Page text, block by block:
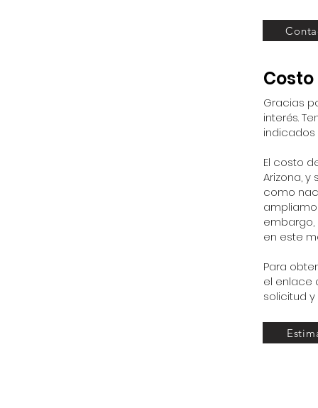
Gracias
interés.
indicados
El costo
Arizona,
como
embargo,
en este
Para
el enlace
solicitud